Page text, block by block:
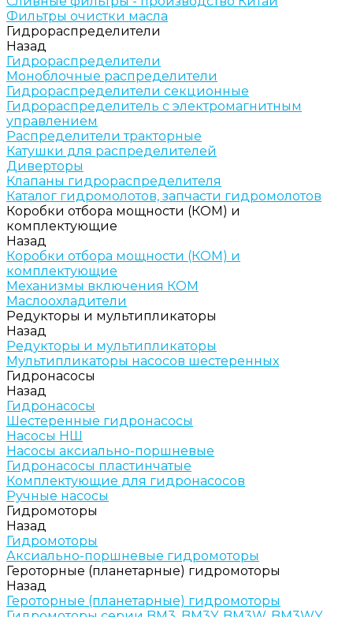
Фильтры очистки масла
Гидрораспределители
Назад
Гидрораспределители
Моноблочные распределители
Гидрораспределители секционные
Гидрораспределитель с электромагнитным
управлением
Распределители тракторные
Катушки для распределителей
Диверторы
Клапаны гидрораспределителя
Каталог гидромолотов, запчасти гидромолотов
Коробки отбора мощности (КОМ) и
комплектующие
Назад
Коробки отбора мощности (КОМ) и
комплектующие
Механизмы включения КОМ
Маслоохладители
Редукторы и мультипликаторы
Назад
Редукторы и мультипликаторы
Мультипликаторы насосов шестеренных
Гидронасосы
Назад
Гидронасосы
Шестеренные гидронасосы
Насосы НШ
Насосы аксиально-поршневые
Гидронасосы пластинчатые
Комплектующие для гидронасосов
Ручные насосы
Гидромоторы
Назад
Гидромоторы
Аксиально-поршневые гидромоторы
Героторные (планетарные) гидромоторы
Назад
Героторные (планетарные) гидромоторы